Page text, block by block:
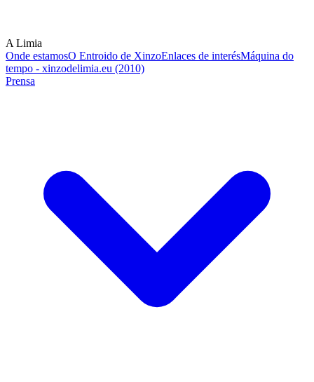
A Limia
Onde estamosO Entroido de XinzoEnlaces de interésMáquina do
tempo - xinzodelimia.eu (2010)
Prensa